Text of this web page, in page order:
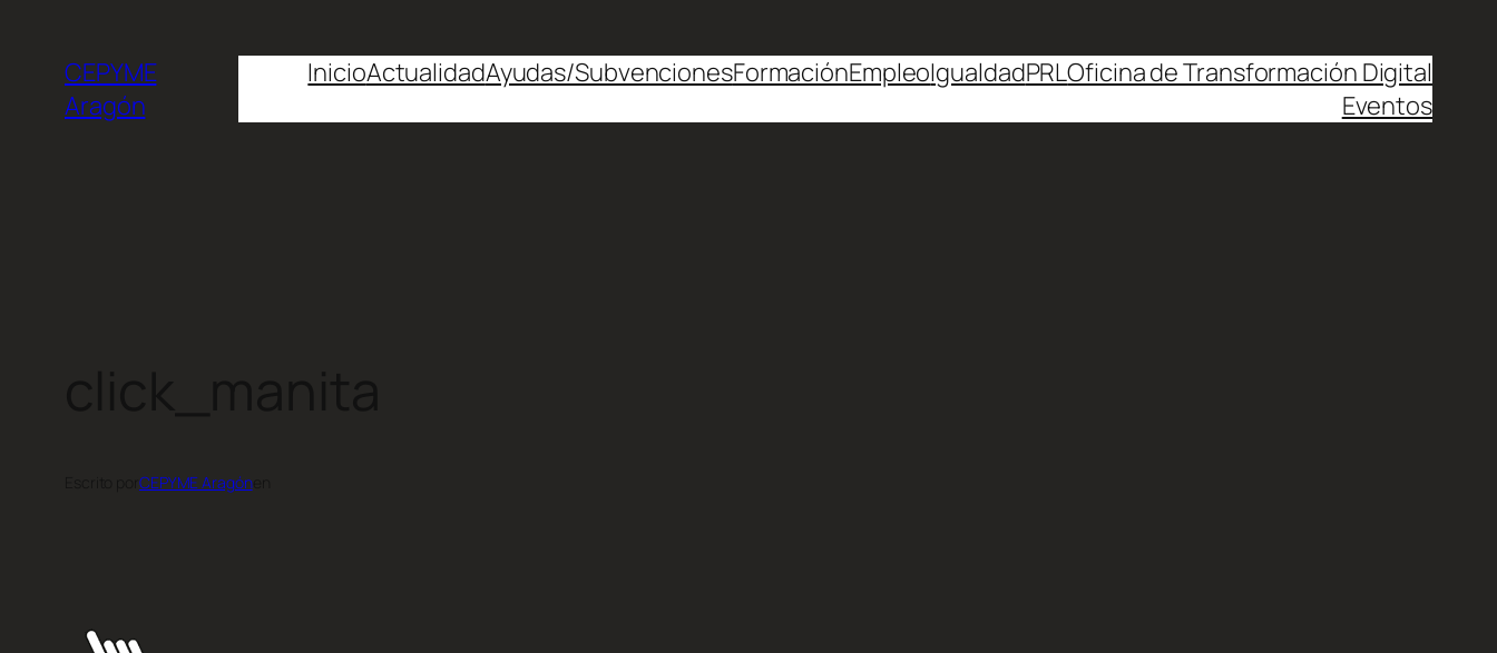
CEPYME
Aragón
InicioActualidadAyudas/SubvencionesFormaciónEmpleoIgualdadPRLOficina de Transformación Digital
Eventos
CEPYME Aragónen